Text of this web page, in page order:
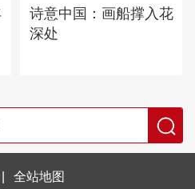
诗意中国：画船撑入花
深处
全站地图